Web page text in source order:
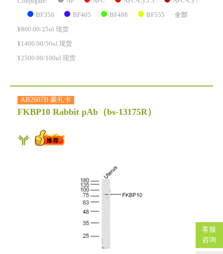
BF350 BF405 BF488 BF555 全部
¥800.00/25ul 现货
¥1400.00/50ul 现货
¥2500.00/100ul 现货
AB2607B 豪礼卡
FKBP10 Rabbit pAb （bs-13175R）
客服
咨询